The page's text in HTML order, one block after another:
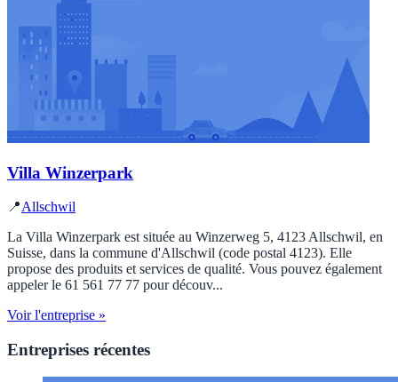
Villa Winzerpark
📍Allschwil
La Villa Winzerpark est située au Winzerweg 5, 4123 Allschwil, en
Suisse, dans la commune d'Allschwil (code postal 4123). Elle
propose des produits et services de qualité. Vous pouvez également
appeler le 61 561 77 77 pour découv...
Voir l'entreprise »
Entreprises récentes